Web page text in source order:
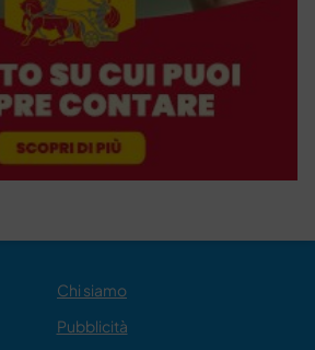
Chi siamo
Pubblicità